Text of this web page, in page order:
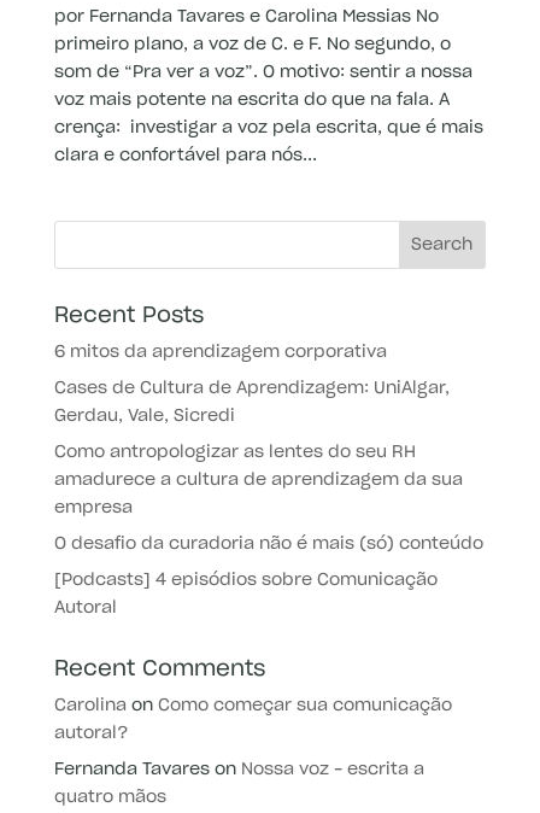
por Fernanda Tavares e Carolina Messias No
primeiro plano, a voz de C. e F. No segundo, o
som de “Pra ver a voz”. O motivo: sentir a nossa
voz mais potente na escrita do que na fala. A
crença: investigar a voz pela escrita, que é mais
clara e confortável para nós...
Recent Posts
6 mitos da aprendizagem corporativa
Cases de Cultura de Aprendizagem: UniAlgar,
Gerdau, Vale, Sicredi
Como antropologizar as lentes do seu RH
amadurece a cultura de aprendizagem da sua
empresa
O desafio da curadoria não é mais (só) conteúdo
[Podcasts] 4 episódios sobre Comunicação
Autoral
Recent Comments
Carolina on Como começar sua comunicação
autoral?
Fernanda Tavareson Nossa voz – escrita a
quatro mãos